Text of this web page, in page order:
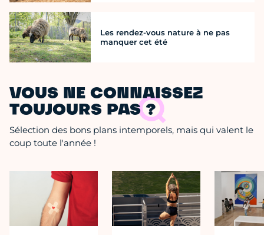
Les rendez-vous nature à ne pas
manquer cet été
VOUS NE CONNAISSEZ
TOUJOURS PAS ?
Sélection des bons plans intemporels, mais qui valent le
coup toute l'année !